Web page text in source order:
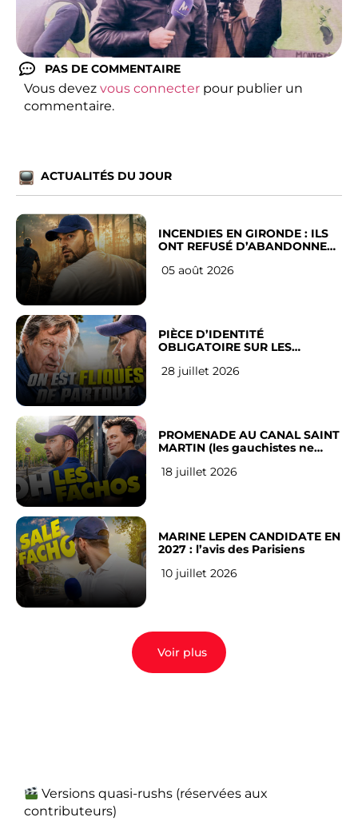
PAS DE COMMENTAIRE
Vous devez vous connecter pour publier un
commentaire.
ACTUALITÉS DU JOUR
INCENDIES EN GIRONDE : ILS
ONT REFUSÉ D’ABANDONNER
05 août 2026
PIÈCE D’IDENTITÉ
OBLIGATOIRE SUR LES
Français
28 juillet 2026
PROMENADE AU CANAL SAINT
MARTIN (les gauchistes ne
18 juillet 2026
MARINE LEPEN CANDIDATE EN
2027 : l’avis des Parisiens
10 juillet 2026
Voir plus
Versions quasi-rushs (réservées aux
contributeurs)